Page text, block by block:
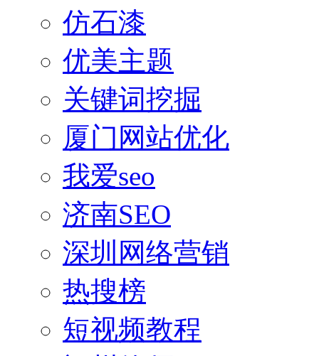
仿石漆
优美主题
关键词挖掘
厦门网站优化
我爱seo
济南SEO
深圳网络营销
热搜榜
短视频教程